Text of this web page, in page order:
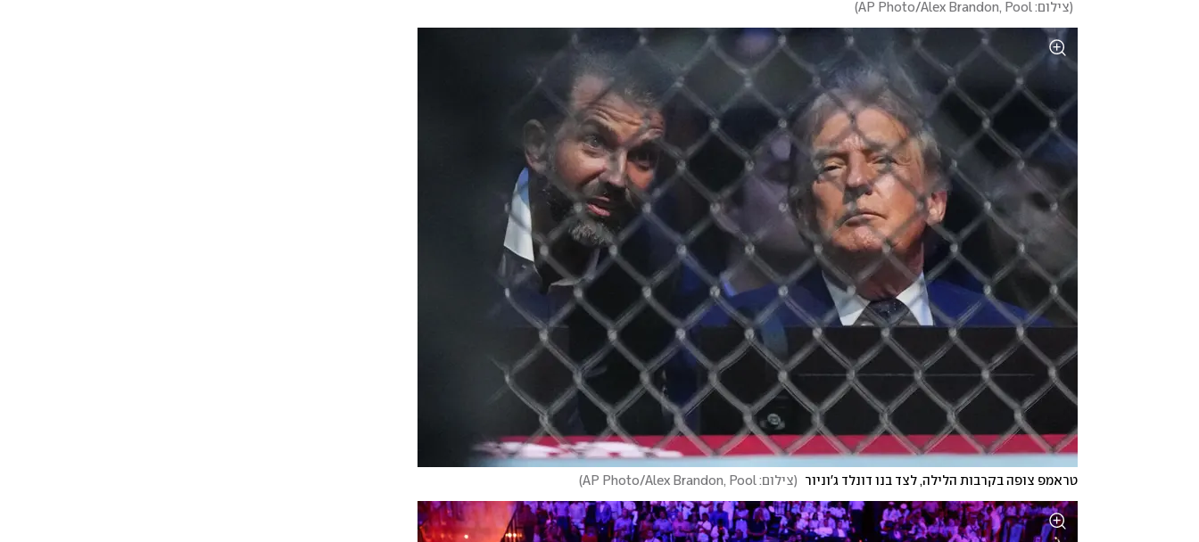
(צילום: AP Photo/Alex Brandon, Pool )
טראמפ צופה בקרבות הלילה, לצד בנו דונלד ג'וניור (צילום: AP Photo/Alex Brandon, Pool )